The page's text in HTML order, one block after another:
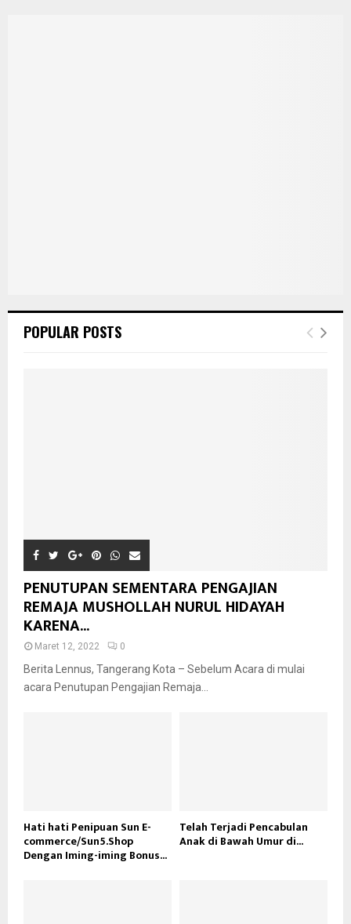
POPULAR POSTS
PENUTUPAN SEMENTARA PENGAJIAN
REMAJA MUSHOLLAH NURUL HIDAYAH
KARENA...
Maret 12, 2022 0
Berita Lennus, Tangerang Kota – Sebelum Acara di mulai
acara Penutupan Pengajian Remaja...
Hati hati Penipuan Sun E-
commerce/Sun5.Shop
Dengan Iming-iming Bonus...
Telah Terjadi Pencabulan
Anak di Bawah Umur di...